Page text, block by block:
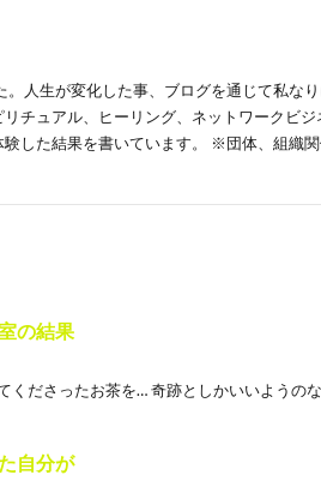
人生が変化した事、ブログを通じて私な
チュアル、ヒーリング、ネットワークビジ
した結果を書いています。 ※団体、組織関
の結果
ださったお茶を… 奇跡としかいいようの
自分が